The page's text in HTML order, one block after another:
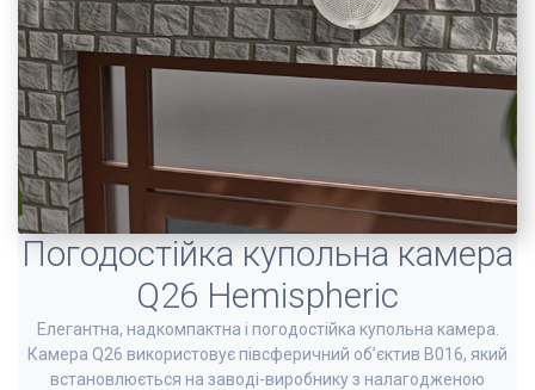
Погодостійка купольна камера
Q26 Hemispheric
Елегантна, надкомпактна і погодостійка купольна камера.
Камера Q26 використовує півсферичний об’єктив B016, який
встановлюється на заводі-виробнику з налагодженою